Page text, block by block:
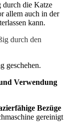
durch die Katze
allem auch in der
kann.
durch den
geschehen.
Verwendung
Bezüge
gereinigt